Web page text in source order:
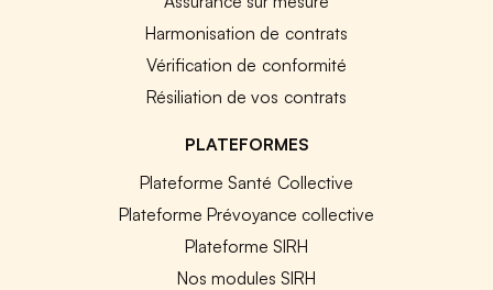
Harmonisation de contrats
Vérification de conformité
Résiliation de vos contrats
PLATEFORMES
Plateforme Santé Collective
Plateforme Prévoyance collective
Plateforme SIRH
Nos modules SIRH